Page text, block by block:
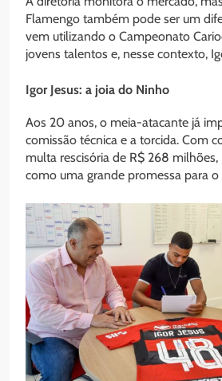
Flamengo também pode ser um
vem utilizando o Campeonato
jovens talentos e, nesse contexto,
Igor Jesus: a joia do Ninho
Aos 20 anos, o meia-atacante já
comissão técnica e a torcida. Com
multa rescisória de R$ 268 milhões,
como uma grande promessa para